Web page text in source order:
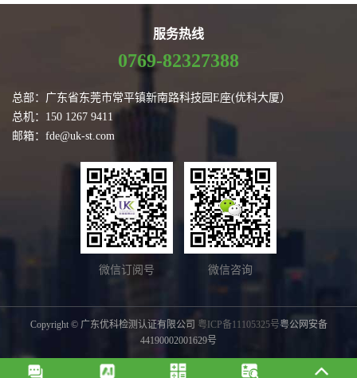
服务热线
0769-82327388
总部：广东省东莞市常平镇新南路科技园E座(优科大厦）
总机：150 1267 9411
邮箱：fde@uk-st.com
微信订阅号 微信咨询
Copyright © 广东优科检测认证有限公司 粤ICP备11105325号粤公网安备
44190002001629号